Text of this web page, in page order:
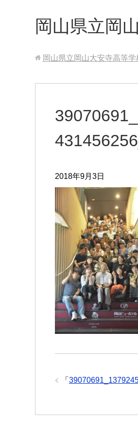
岡山県立岡
岡山県立岡山大安寺高等
2018年9月3日
「